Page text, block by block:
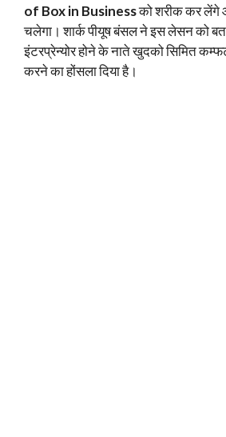
of Box in Businessको शरीक कर लेंगे
चलेगा। शार्क पीयूष बंसल ने इस लेसन को
इंटरप्रेन्योर होने के नाते खुदको सिमित
करने का होंसला दिया है।